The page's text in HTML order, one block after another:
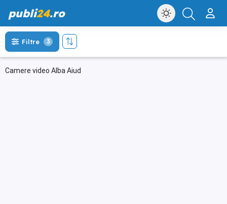
publi24.ro
Camere video Alba Aiud
Filtre 3